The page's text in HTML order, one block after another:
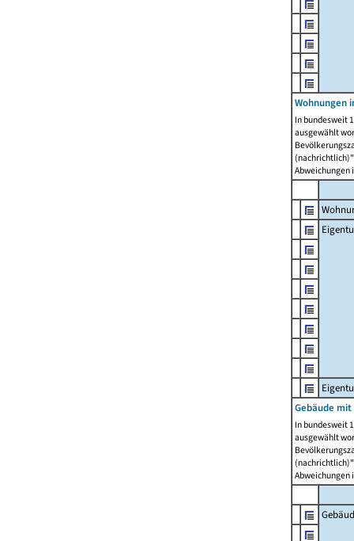
Wohnungen
In bundesweit
ausgewählt
Abweichungen
Gebäude
In bundesweit
ausgewählt
Abweichungen